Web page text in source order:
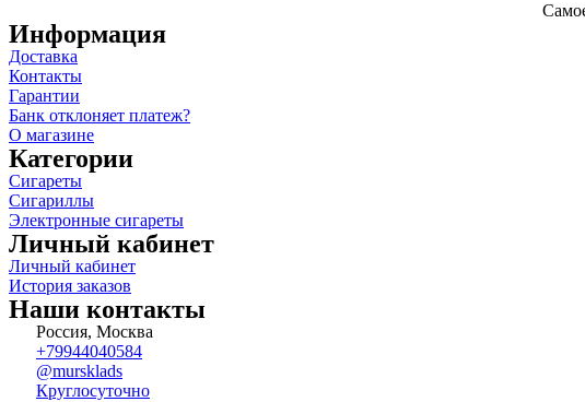
Информация
Доставка
Контакты
Гарантии
Банк отклоняет платеж?
О магазине
Категории
Сигареты
Сигариллы
Электронные сигареты
Личный кабинет
Личный кабинет
История заказов
Наши контакты
Россия, Москва
+79944040584
@mursklads
Круглосуточно